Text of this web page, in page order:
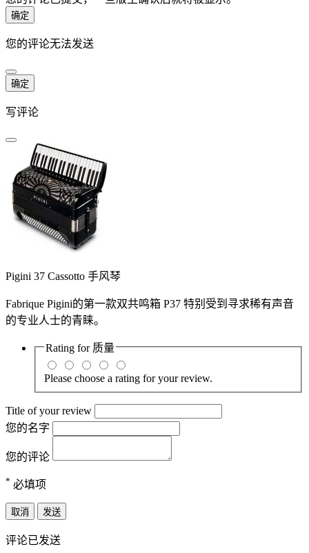
确定
您的评论无法发送
确定
写评论
Pigini 37 Cassotto 手风琴
Fabrique Pigini的第一款双共鸣箱 P37 特别受到寻求稀有声音
的专业人士的青睐。
Rating for 质量
Please choose a rating for your review.
Title of your review
您的名字
您的评论
* 必填项
取消 发送
评论已发送